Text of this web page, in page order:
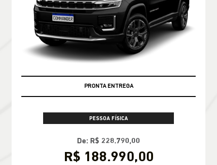
PRONTA ENTREGA
PESSOA FÍSICA
De: R$ 228.790,00
R$ 188.990,00